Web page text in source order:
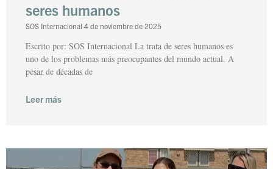
seres humanos
SOS Internacional 4 de noviembre de 2025
Escrito por: SOS Internacional La trata de seres humanos es
uno de los problemas más preocupantes del mundo actual. A
pesar de décadas de
Leer más